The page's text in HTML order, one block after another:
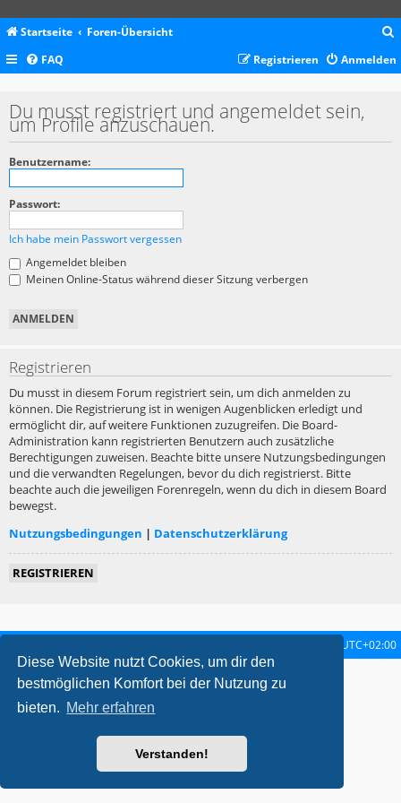
Diese Website nutzt Cookies, um dir den
bestmöglichen Komfort bei der Nutzung zu
bieten. Mehr erfahren
Verstanden!
Startseite Foren-Übersicht
c
FAQ Anmelden
Registrieren
Du musst registriert und angemeldet sein,
um Profile anzuschauen.
Benutzername:
Passwort:
Ich habe mein Passwort vergessen
Angemeldet bleiben
Meinen Online-Status während dieser Sitzung verbergen
Registrieren
Du musst in diesem Forum registriert sein, um dich anmelden zu
können. Die Registrierung ist in wenigen Augenblicken erledigt und
ermöglicht dir, auf weitere Funktionen zuzugreifen. Die Board-
Administration kann registrierten Benutzern auch zusätzliche
Berechtigungen zuweisen. Beachte bitte unsere Nutzungsbedingungen
und die verwandten Regelungen, bevor du dich registrierst. Bitte
beachte auch die jeweiligen Forenregeln, wenn du dich in diesem Board
bewegst.
Nutzungsbedingungen | Datenschutzerklärung
REGISTRIEREN
UTC+02:00
metrolike style by Eric Seguin Updated for phpBB3.2 by
Powered byphpBB ® Forum Software © phpBB Limited
Deutsche Übersetzung durch